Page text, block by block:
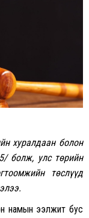
хуралдаан болон
болж, улс төрийн
төслүүд
намын ээлжит бус